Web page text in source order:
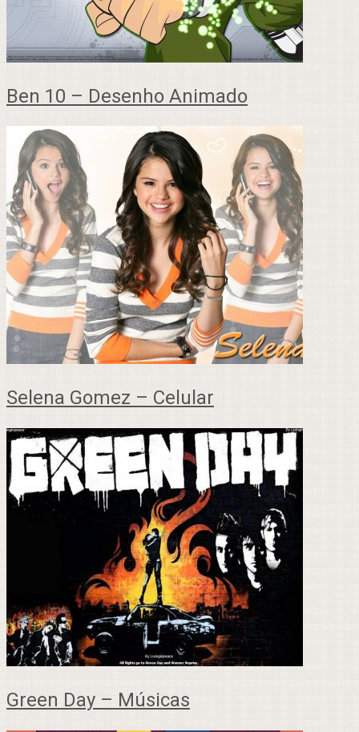
Ben 10 – Desenho Animado
Selena Gomez – Celular
Green Day – Músicas